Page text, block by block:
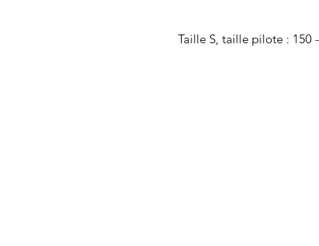
​​​​​​Taille S, taille pilote : 150